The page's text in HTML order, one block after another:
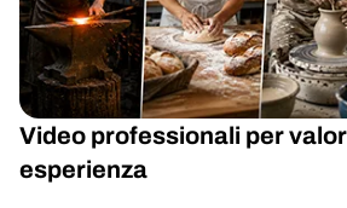
Video professionali per
esperienza